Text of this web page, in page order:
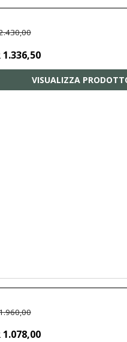
1.336,50
VISUALIZZA
1.078,00